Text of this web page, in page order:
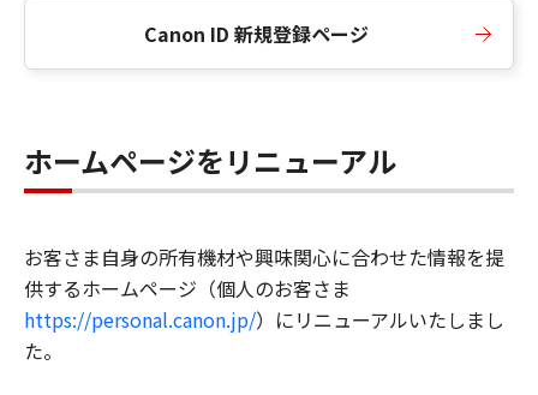
Canon ID 新規登録ページ
ホームページをリニューアル
お客さま自身の所有機材や興味関心に合わせた情報を提
供するホームページ（個人のお客さま
https://personal.canon.jp/）にリニューアルいたしまし
た。